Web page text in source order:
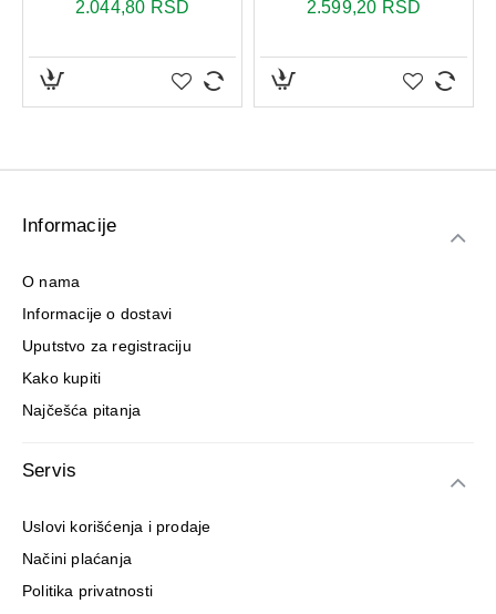
2.044,80 RSD 2.599,20 RSD
Informacije
O nama
Informacije o dostavi
Uputstvo za registraciju
Kako kupiti
Najčešća pitanja
Servis
Uslovi korišćenja i prodaje
Načini plaćanja
Politika privatnosti